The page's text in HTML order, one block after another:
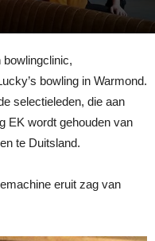
bowling in Warmond.
selectieleden, die aan
EK wordt gehouden van
te Duitsland.
eruit zag van